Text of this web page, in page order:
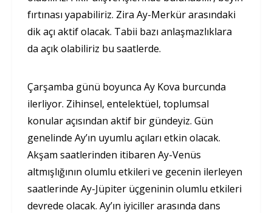
fırtınası yapabiliriz. Zira Ay-Merkür arasındaki
dik açı aktif olacak. Tabii bazı anlaşmazlıklara
da açık olabiliriz bu saatlerde.
Çarşamba günü boyunca Ay Kova burcunda
ilerliyor. Zihinsel, entelektüel, toplumsal
konular açısından aktif bir gündeyiz. Gün
genelinde Ay’ın uyumlu açıları etkin olacak.
Akşam saatlerinden itibaren Ay-Venüs
altmışlığının olumlu etkileri ve gecenin ilerleyen
saatlerinde Ay-Jüpiter üçgeninin olumlu etkileri
devrede olacak. Ay’ın iyiciller arasında dans